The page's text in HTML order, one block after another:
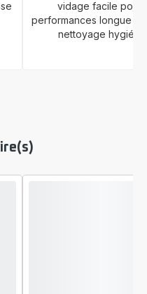
vidage facile pour
performances longue
nettoyage